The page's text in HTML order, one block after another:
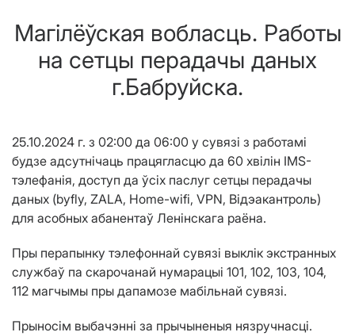
Магілёўская вобласць. Работы
на сетцы перадачы даных
г.Бабруйска.
25.10.2024 г. з 02:00 да 06:00 у сувязі з работамі
будзе адсутнічаць працягласцю да 60 хвілін IMS-
тэлефанія, доступ да ўсіх паслуг сетцы перадачы
даных (byfly, ZALA, Home-wifi, VPN, Вiдэакантроль)
для асобных абанентаў Ленінскага раёна.
Пры перапынку тэлефоннай сувязі выклік экстранных
службаў па скарочанай нумарацыі 101, 102, 103, 104,
112 магчымы пры дапамозе мабільнай сувязі.
Прыносім выбачэнні за прычыненыя нязручнасці.